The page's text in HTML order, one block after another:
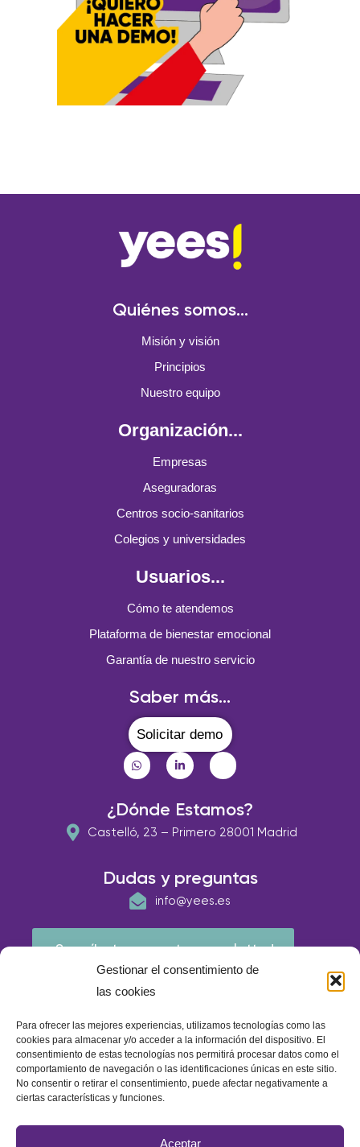
Gestionar el consentimiento de
las cookies
Para ofrecer las mejores experiencias, utilizamos tecnologías como las
cookies para almacenar y/o acceder a la información del dispositivo. El
consentimiento de estas tecnologías nos permitirá procesar datos como el
comportamiento de navegación o las identificaciones únicas en este sitio.
No consentir o retirar el consentimiento, puede afectar negativamente a
ciertas características y funciones.
Aceptar
Quiénes somos...
Misión y visión
Principios
Nuestro equipo
Organización...
Empresas
Aseguradoras
Centros socio-sanitarios
Colegios y universidades
Usuarios...
Cómo te atendemos
Plataforma de bienestar emocional
Garantía de nuestro servicio
Saber más...
Solicitar demo
¿Dónde Estamos?
Castelló, 23 – Primero 28001 Madrid
Dudas y preguntas
info@yees.es
¡Suscríbete a nuestra newsletter!